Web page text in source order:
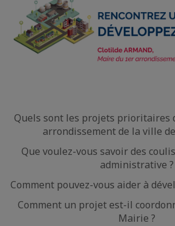
Quels sont les projets prioritaires
arrondissement de la ville
Que voulez-vous savoir des
administrative ?
Comment pouvez-vous aider à
Comment un projet est-il
Mairie ?